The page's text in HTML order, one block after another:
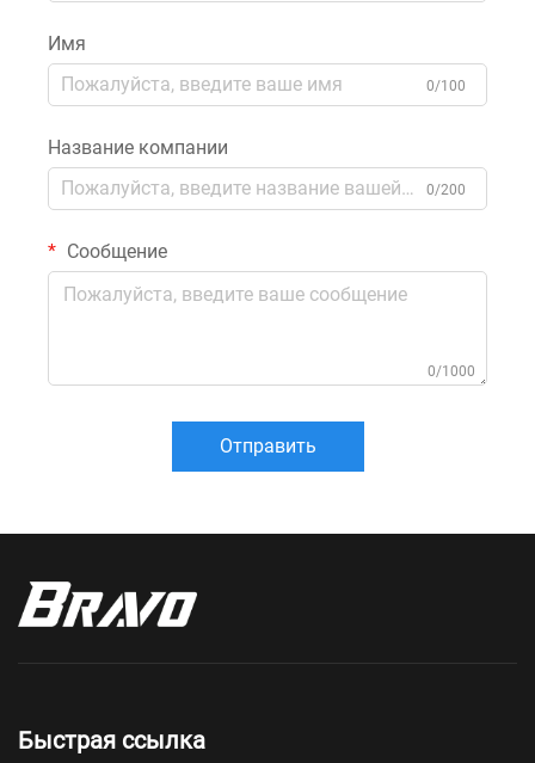
Имя
0/100
Название компании
0/200
Сообщение
0/1000
Отправить
Быстрая ссылка